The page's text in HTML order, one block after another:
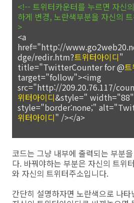
<!-- 트위터카운터를 누르면 자신
하게 변경, 노란색부분을 자신의
>
<a
href="http://
dge/redir.htm?트위터아이디"
title="TwitterCounter for @
target="follow"><img
src="http://209.20.76.117/
위터아이디&style="
style="border:none;"
위터아이디" /></a>
코드는 그냥 내부에 출력되는 부분
다. 바꿔야하는 부분은 자신의 트위
와 자신의 트위터주소입니다.
간단히 설명하자면 노란색으로 나타